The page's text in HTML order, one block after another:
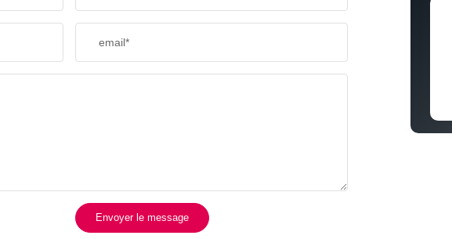
COMMERCES
email*
Envoyer le message